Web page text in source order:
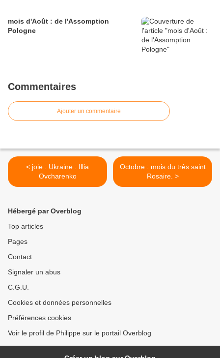
mois d'Août : de l'Assomption
Pologne
Commentaires
Ajouter un commentaire
< joie : Ukraine : Illia
Ovcharenko
Octobre : mois du très saint
Rosaire. >
Hébergé par Overblog
Top articles
Pages
Contact
Signaler un abus
C.G.U.
Cookies et données personnelles
Préférences cookies
Voir le profil de Philippe sur le portail Overblog